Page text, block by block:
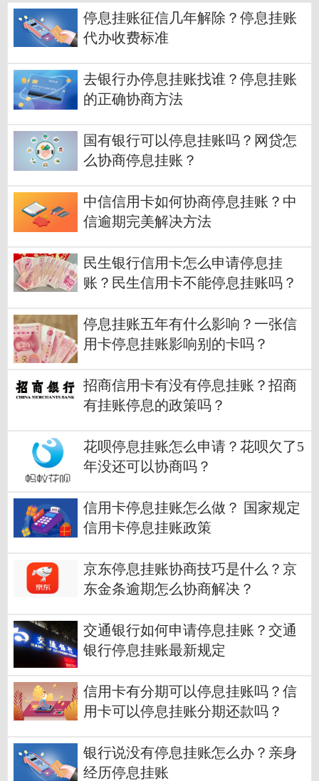
停息挂账征信几年解除？停息挂账
代办收费标准
去银行办停息挂账找谁？停息挂账
的正确协商方法
国有银行可以停息挂账吗？网贷怎
么协商停息挂账？
中信信用卡如何协商停息挂账？中
信逾期完美解决方法
民生银行信用卡怎么申请停息挂
账？民生信用卡不能停息挂账吗？
停息挂账五年有什么影响？一张信
用卡停息挂账影响别的卡吗？
招商信用卡有没有停息挂账？招商
有挂账停息的政策吗？
花呗停息挂账怎么申请？花呗欠了5
年没还可以协商吗？
信用卡停息挂账怎么做？ 国家规定
信用卡停息挂账政策
京东停息挂账协商技巧是什么？京
东金条逾期怎么协商解决？
交通银行如何申请停息挂账？交通
银行停息挂账最新规定
信用卡有分期可以停息挂账吗？信
用卡可以停息挂账分期还款吗？
银行说没有停息挂账怎么办？亲身
经历停息挂账